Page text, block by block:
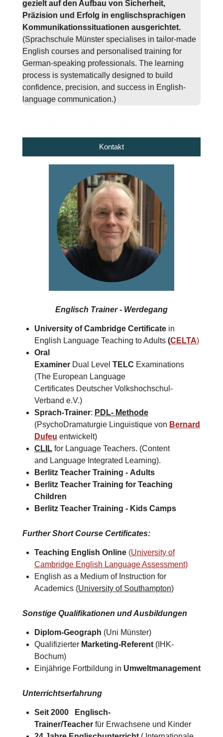
gezielt auf den Aufbau von Sicherheit,
Präzision und Erfolg in englischsprachigen
Kommunikationssituationen ausgerichtet.
(Sprachschule Münster specialises in tailor-made
English courses and personalised training for
German-speaking professionals. The learning
process is systematically designed to build
confidence, precision, and success in English-
language communication.)
Kontakt
Englisch Trainer - Werdegang
University of Cambridge Certificatein
English Language Teaching to Adults (CELTA)
Oral
ExaminerDual Level TELC Examinations
(The European Language
Certificates Deutscher Volkshochschul-
Verband e.V.)
Sprach-Trainer: PDL- Methode
(PsychoDramaturgie Linguistique von Bernard
Dufeu entwickelt)
CLILfor Language Teachers. (Content
and Language Integrated Learning).
Berlitz Teacher Training - Adults
Berlitz Teacher Training for Teaching
Children
Berlitz Teacher Training - Kids Camps​
Further Short Course Certificates:
Teaching English Online(University of
Cambridge English Language Assessment)
English as a Medium of Instruction for
Academics (University of Southampton)​
Sonstige Qualifikationen und Ausbildungen
Diplom-Geograph (Uni Münster)
Qualifizierter Marketing-Referent(IHK-
Bochum)
Einjährige Fortbildung in Umweltmanagement
Unterrichtserfahrung
Seit 2000 Englisch-
Trainer/Teacherfür Erwachsene und Kinder